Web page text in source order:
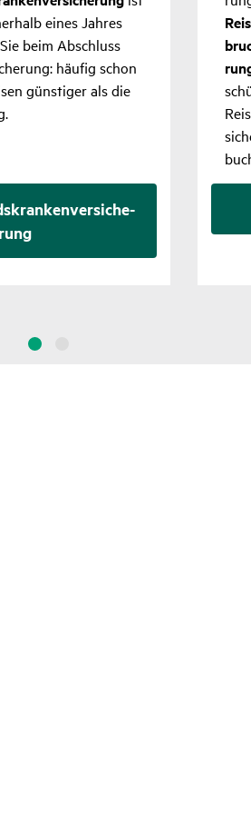
eines Jahres
beim Abschluss
häufig schon
güns­tiger als die
rung